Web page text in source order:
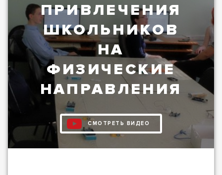
ПРИВЛЕЧЕНИЯ
ШКОЛЬНИКОВ
НА
ФИЗИЧЕСКИЕ
НАПРАВЛЕНИЯ
ТГУ
(«ОПТИКА. -
СДЕЛАЙ
СМОТРЕТЬ ВИДЕО